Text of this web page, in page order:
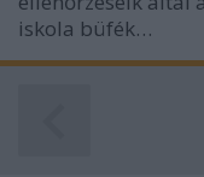
iskola büfék…